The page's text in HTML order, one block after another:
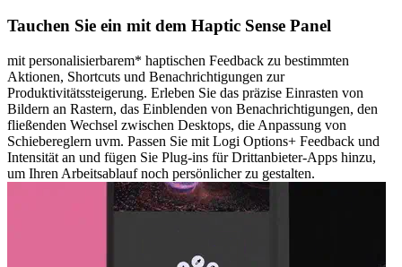
Tauchen Sie ein mit dem Haptic Sense Panel
mit personalisierbarem* haptischen Feedback zu bestimmten
Aktionen, Shortcuts und Benachrichtigungen zur
Produktivitätssteigerung. Erleben Sie das präzise Einrasten von
Bildern an Rastern, das Einblenden von Benachrichtigungen, den
fließenden Wechsel zwischen Desktops, die Anpassung von
Schiebereglern uvm. Passen Sie mit Logi Options+ Feedback und
Intensität an und fügen Sie Plug-ins für Drittanbieter-Apps hinzu,
um Ihren Arbeitsablauf noch persönlicher zu gestalten.